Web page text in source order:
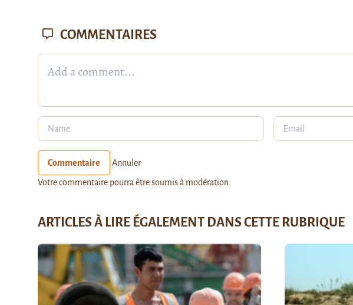
COMMENTAIRES
Commentaire Annuler
Votre commentaire pourra être soumis à modération.
ARTICLES À LIRE ÉGALEMENT DANS CETTE RUBRIQUE